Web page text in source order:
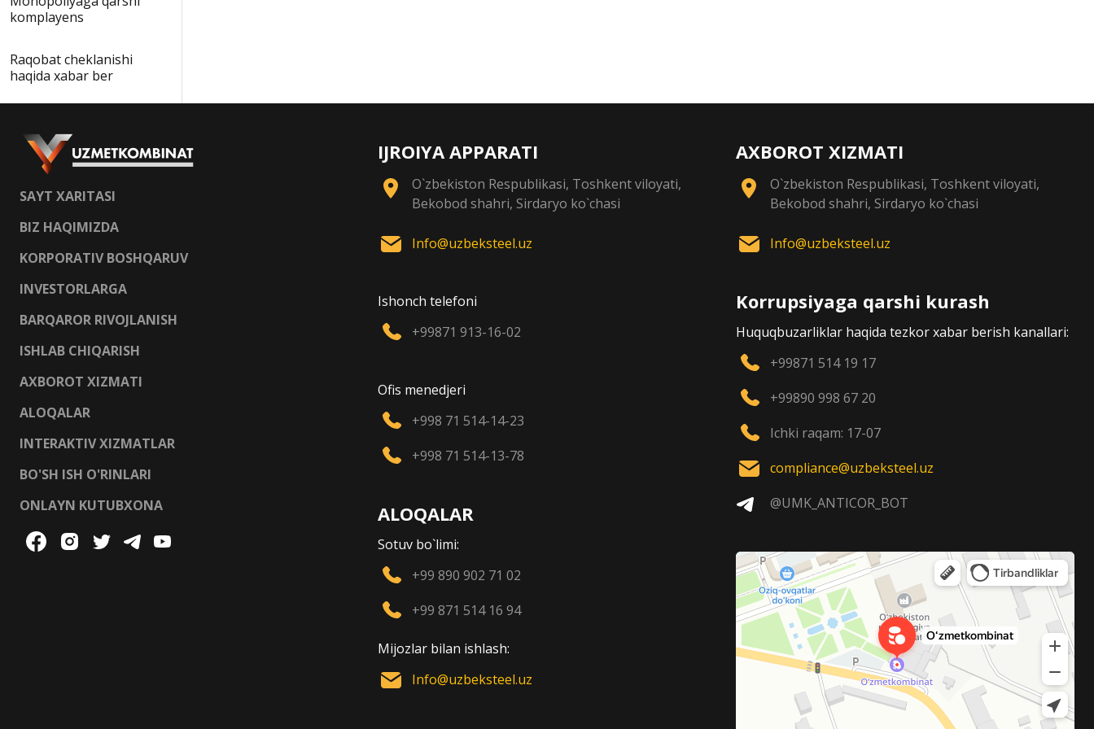
komplayens
Raqobat cheklanishi
haqida xabar ber
SAYT XARITASI
BIZ HAQIMIZDA
KORPORATIV BOSHQARUV
INVESTORLARGA
BARQAROR RIVOJLANISH
ISHLAB CHIQARISH
AXBOROT XIZMATI
ALOQALAR
INTERAKTIV XIZMATLAR
BO'SH ISH O'RINLARI
ONLAYN KUTUBXONA
IJROIYA APPARATI
O`zbekiston Respublikasi, Toshkent viloyati,
Bekobod shahri, Sirdaryo ko`chasi
Info@uzbeksteel.uz
Ishonch telefoni
+99871 913-16-02
Ofis menedjeri
+998 71 514-14-23
+998 71 514-13-78
ALOQALAR
Sotuv bo`limi:
+99 890 902 71 02
+99 871 514 16 94
Mijozlar bilan ishlash:
Info@uzbeksteel.uz
AXBOROT XIZMATI
O`zbekiston Respublikasi, Toshkent viloyati,
Bekobod shahri, Sirdaryo ko`chasi
Info@uzbeksteel.uz
Korrupsiyaga qarshi kurash
Huquqbuzarliklar haqida tezkor xabar berish kanallari:
+99871 514 19 17
+99890 998 67 20
Ichki raqam: 17-07
compliance@uzbeksteel.uz
@UMK_ANTICOR_BOT